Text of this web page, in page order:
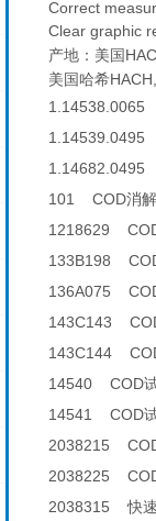
Correct
Clear graphic
产地：美国
美国哈希
1.14539.0495
1.14682.0495
101 COD消
1218629
133B198
136A075
143C143
143C144
14540 COD
14541 COD
2038215
2038225
2038315 快